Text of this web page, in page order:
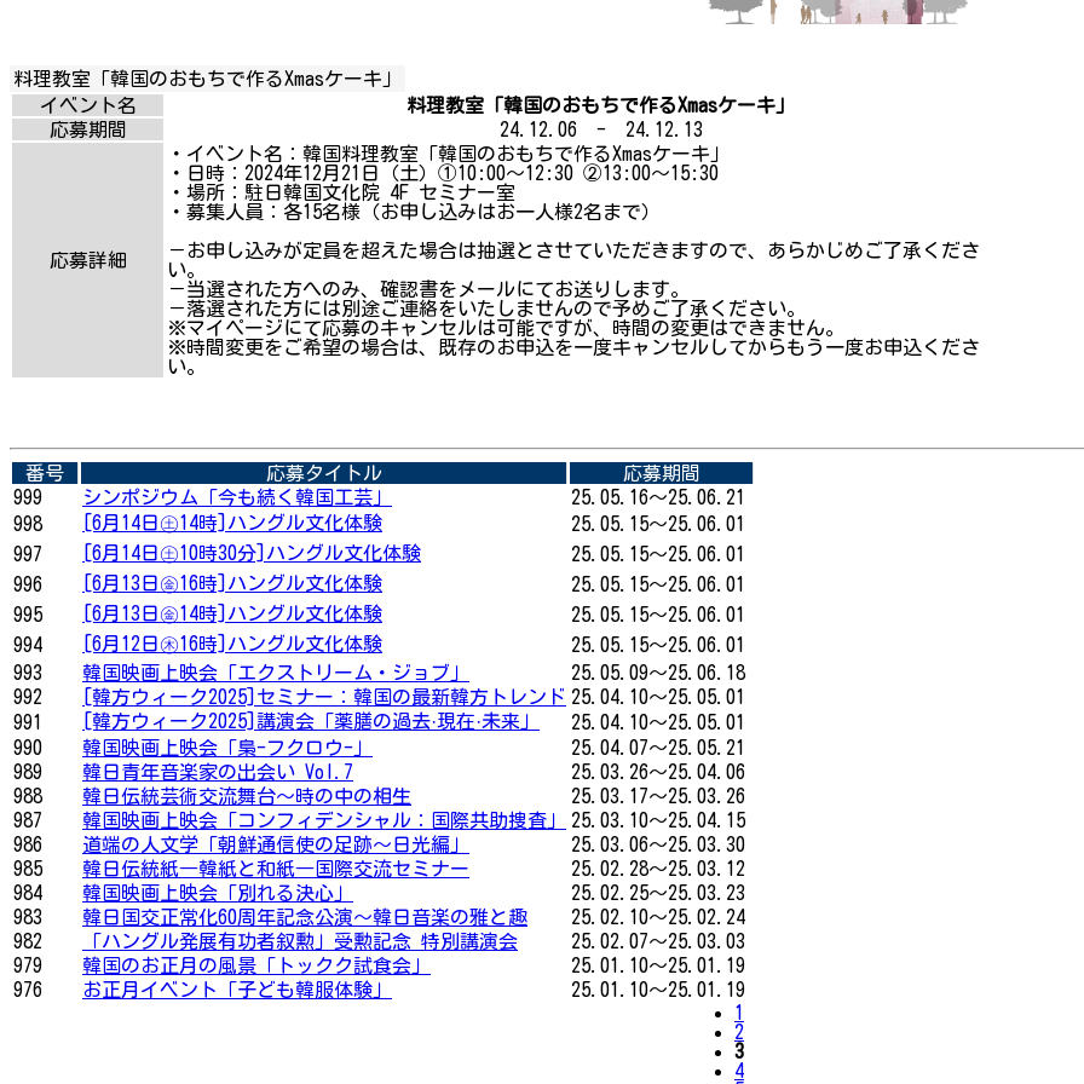
料理教室「韓国のおもちで作るXmasケーキ」
イベント名
料理教室「韓国のおもちで作るXmasケーキ」
応募期間
24.12.06 - 24.12.13
応募詳細
・イベント名：韓国料理教室「韓国のおもちで作るXmasケーキ」
・日時：2024年12月21日（土）①10:00～12:30 ②13:00～15:30
・場所：駐日韓国文化院 4F セミナー室
・募集人員：各15名様（お申し込みはお一人様2名まで）
－お申し込みが定員を超えた場合は抽選とさせていただきますので、あらかじめご了承くださ
い。
－当選された方へのみ、確認書をメールにてお送りします。
－落選された方には別途ご連絡をいたしませんので予めご了承ください。
※マイページにて応募のキャンセルは可能ですが、時間の変更はできません。
※時間変更をご希望の場合は、既存のお申込を一度キャンセルしてからもう一度お申込くださ
い。
番号 応募タイトル
応募期間
999
シンポジウム「今も続く韓国工芸」
25.05.16～25.06.21
998
[6月14日㊏14時]ハングル文化体験
25.05.15～25.06.01
997
[6月14日㊏10時30分]ハングル文化体験
25.05.15～25.06.01
996
[6月13日㊎16時]ハングル文化体験
25.05.15～25.06.01
995
[6月13日㊎14時]ハングル文化体験
25.05.15～25.06.01
994
[6月12日㊍16時]ハングル文化体験
25.05.15～25.06.01
993
韓国映画上映会「エクストリーム・ジョブ」
25.05.09～25.06.18
992
[韓方ウィーク2025]セミナー：韓国の最新韓方トレンド 25.04.10～25.05.01
991
[韓方ウィーク2025]講演会「薬膳の過去·現在·未来」
25.04.10～25.05.01
990
韓国映画上映会「梟-フクロウ-」
25.04.07～25.05.21
989
韓日青年音楽家の出会い Vol.7
25.03.26～25.04.06
988
韓日伝統芸術交流舞台〜時の中の相生
25.03.17～25.03.26
987
韓国映画上映会「コンフィデンシャル：国際共助捜査」
25.03.10～25.04.15
986
道端の人文学「朝鮮通信使の足跡～日光編」
25.03.06～25.03.30
985
韓日伝統紙―韓紙と和紙―国際交流セミナー
25.02.28～25.03.12
984
韓国映画上映会「別れる決心」
25.02.25～25.03.23
983
韓日国交正常化60周年記念公演〜韓日音楽の雅と趣
25.02.10～25.02.24
982
「ハングル発展有功者叙勲」受勲記念 特別講演会
25.02.07～25.03.03
979
韓国のお正月の風景「トックク試食会」
25.01.10～25.01.19
976
お正月イベント「子ども韓服体験」
25.01.10～25.01.19
1
2
3
4